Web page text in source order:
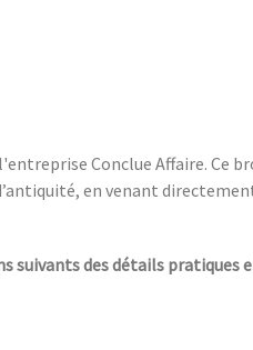
Conclue Affaire.
en venant
suivants des détails pratiques